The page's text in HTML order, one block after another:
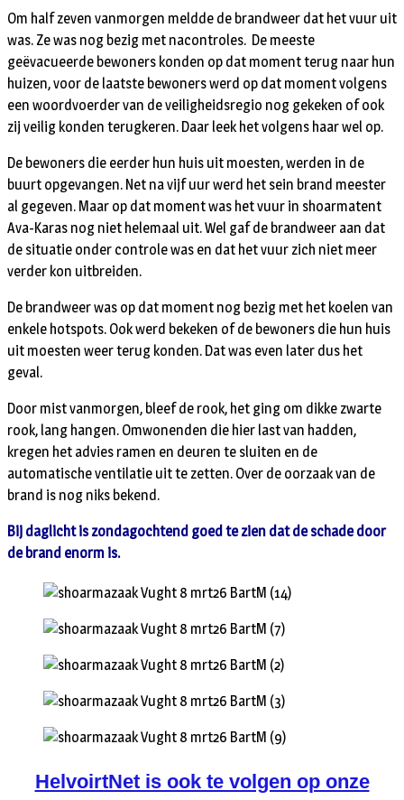
Om half zeven vanmorgen meldde de brandweer dat het vuur uit
was. Ze was nog bezig met nacontroles. De meeste
geëvacueerde bewoners konden op dat moment terug naar hun
huizen, voor de laatste bewoners werd op dat moment volgens
een woordvoerder van de veiligheidsregio nog gekeken of ook
zij veilig konden terugkeren. Daar leek het volgens haar wel op.
De bewoners die eerder hun huis uit moesten, werden in de
buurt opgevangen. Net na vijf uur werd het sein brand meester
al gegeven. Maar op dat moment was het vuur in shoarmatent
Ava-Karas nog niet helemaal uit. Wel gaf de brandweer aan dat
de situatie onder controle was en dat het vuur zich niet meer
verder kon uitbreiden.
De brandweer was op dat moment nog bezig met het koelen van
enkele hotspots. Ook werd bekeken of de bewoners die hun huis
uit moesten weer terug konden. Dat was even later dus het
geval.
Door mist vanmorgen, bleef de rook, het ging om dikke zwarte
rook, lang hangen. Omwonenden die hier last van hadden,
kregen het advies ramen en deuren te sluiten en de
automatische ventilatie uit te zetten. Over de oorzaak van de
brand is nog niks bekend.
Bij daglicht is zondagochtend goed te zien dat de schade door
de brand enorm is.
HelvoirtNet is ook te volgen op onze